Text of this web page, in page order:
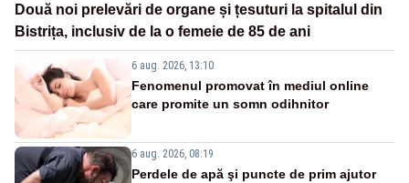
Două noi prelevări de organe și țesuturi la spitalul din
Bistrița, inclusiv de la o femeie de 85 de ani
6 aug. 2026, 13:10
Fenomenul promovat în mediul online
care promite un somn odihnitor
6 aug. 2026, 08:19
Perdele de apă şi puncte de prim ajutor